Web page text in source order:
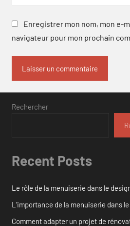
Enregistrer mon nom, mon e-
navigateur pour mon prochain
Rechercher
Recent Posts
Le rôle de la menuiserie dans le
L’importance de la menuiserie dans
Comment adapter un projet de